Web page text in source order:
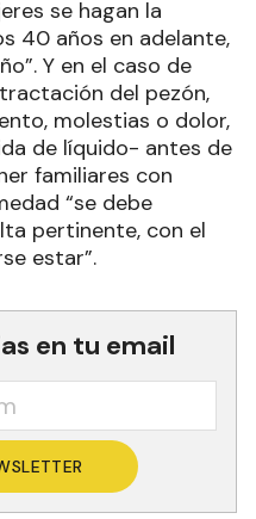
se hagan la
40 años en adelante,
Y en el caso de
del pezón,
molestias o dolor,
de líquido- antes de
familiares con
“se debe
pertinente, con el
estar”.
en tu email